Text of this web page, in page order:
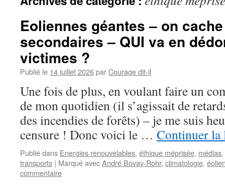
Eoliennes géantes – on
secondaires – QUI va en
victimes ?
Publié le 14 juillet 2026parCourage dit-il
Une fois de plus, en voulant faire un
de mon quotidien (il s’agissait de
des incendies de forêts) – je me suis
censure ! Donc voici le … Continuer
Publié dans Energies renouvelables, éthique méprisée, médias,
transports | Marqué avecAndré Bovay-Rohr, climatologie,
commentaire